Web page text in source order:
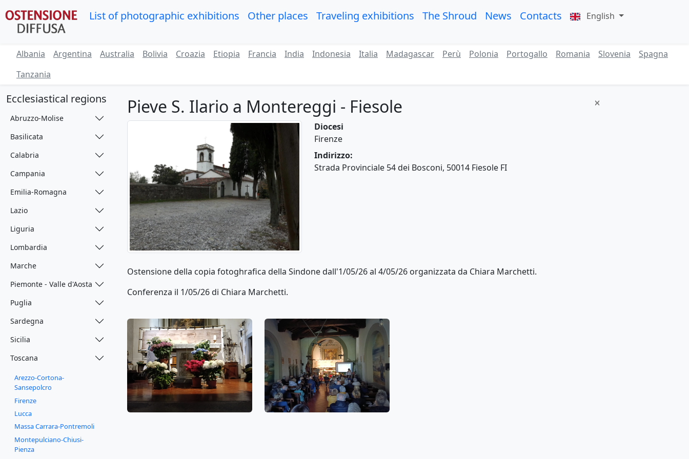
List of photographic exhibitions Other places Traveling exhibitions The Shroud News Contacts English
Albania Argentina Australia Bolivia Croazia Etiopia Francia India Indonesia Italia Madagascar Perù Polonia Portogallo Romania Slovenia
Spagna
Tanzania
Ecclesiastical regions
Abruzzo-Molise
Basilicata
Calabria
Campania
Emilia-Romagna
Lazio
Liguria
Lombardia
Marche
Piemonte - Valle d'Aosta
Puglia
Sardegna
Sicilia
Toscana
Arezzo-Cortona-
Sansepolcro
Firenze
Lucca
Massa Carrara-Pontremoli
Montepulciano-Chiusi-
Pienza
Pieve S. Ilario a Montereggi - Fiesole
Diocesi
Firenze
Indirizzo:
Strada Provinciale 54 dei Bosconi, 50014 Fiesole FI
Ostensione della copia fotoghrafica della Sindone dall'1/05/26 al 4/05/26 organizzata da Chiara Marchetti.
Conferenza il 1/05/26 di Chiara Marchetti.